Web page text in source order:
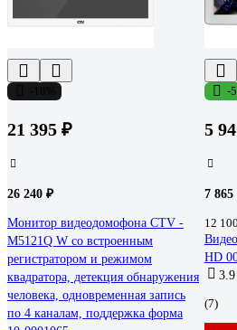
21 395 ₽
26 240 ₽
Монитор видеодомофона CTV -
M5121Q W со встроенным
регистратором и режимом
квадратора, детекция обнаружения
человека, одновременная запись
по 4 каналам, поддержка форма
-
5
7 865
12
HD
3.9
(7)